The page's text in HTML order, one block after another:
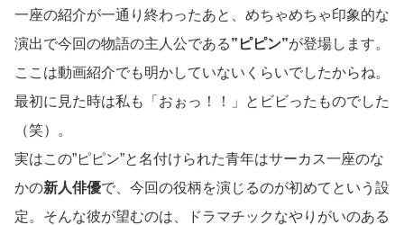
一座の紹介が一通り終わったあと、めちゃめちゃ印象的な
演出で今回の物語の主人公である”ピピン”が登場します。
ここは動画紹介でも明かしていないくらいでしたからね。
最初に見た時は私も「おぉっ！！」とビビったものでした
（笑）。
実はこの”ピピン”と名付けられた青年はサーカス一座のな
かの新人俳優で、今回の役柄を演じるのが初めてという設
定。そんな彼が望むのは、ドラマチックなやりがいのある